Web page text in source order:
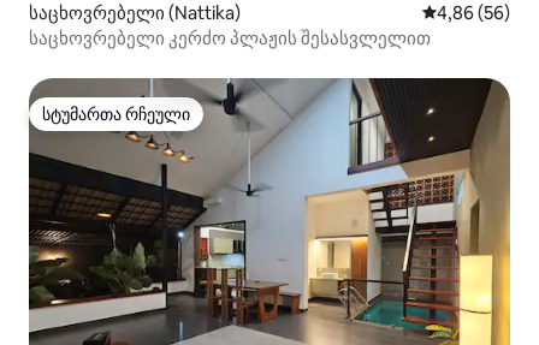
საცხოვრებელი (Nattika) საშუალო
4,86 (56)
საცხოვრებელი კერძო პლაჟის შესასვლელით
სტუმართა რჩეული
სტუმართა რჩეული